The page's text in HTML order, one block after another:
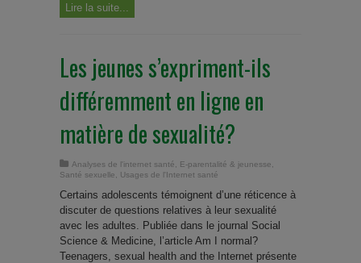
Lire la suite...
Les jeunes s’expriment-ils
différemment en ligne en
matière de sexualité?
Analyses de l'internet santé E-parentalité & jeunesse
Santé sexuelle
Usages de l'Internet santé
Certains adolescents témoignent d’une réticence à
discuter de questions relatives à leur sexualité
avec les adultes. Publiée dans le journal Social
Science & Medicine, l’article Am I normal?
Teenagers, sexual health and the Internet présente